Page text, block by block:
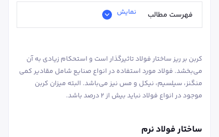
فهرست مطالب نمایش
کربن بر ریز ساختار فولاد تاثیرگذار است و استحکام زیادی به آن
می‌بخشد. فولاد مورد استفاده در انواع صنایع شامل مقادیر کمی
منگنز، سیلسیم، نیکل و مس نیز می‌باشد. البته میزان کربن
موجود در انواع فولاد نباید بیش از 2 درصد باشد.
ساختار فولاد نرم